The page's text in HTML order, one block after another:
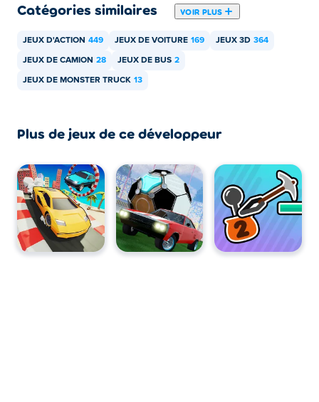
Catégories similaires VOIR PLUS
JEUX D'ACTION 449 JEUX DE VOITURE 169 JEUX 3D 364
JEUX DE CAMION 28 JEUX DE BUS 2
JEUX DE MONSTER TRUCK 13
Plus de jeux de ce développeur